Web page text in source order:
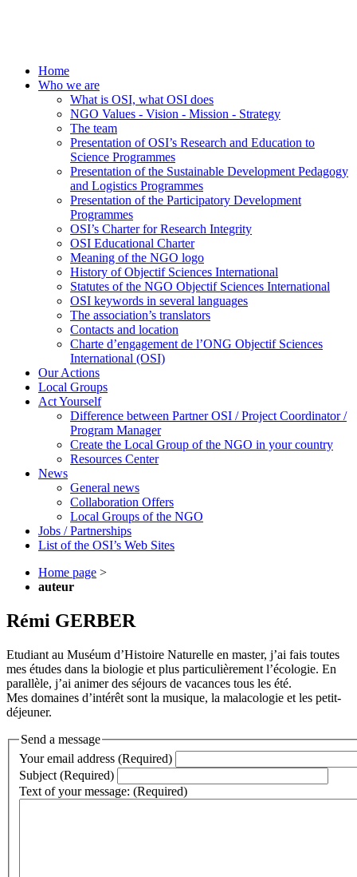
Home
Who we are
What is OSI, what OSI does
NGO Values - Vision - Mission - Strategy
The team
Presentation of OSI’s Research and Education to
Science Programmes
Presentation of the Sustainable Development Pedagogy
and Logistics Programmes
Presentation of the Participatory Development
Programmes
OSI’s Charter for Research Integrity
OSI Educational Charter
Meaning of the NGO logo
History of Objectif Sciences International
Statutes of the NGO Objectif Sciences International
OSI keywords in several languages
The association’s translators
Contacts and location
Charte d’engagement de l’ONG Objectif Sciences
International (OSI)
Our Actions
Local Groups
Act Yourself
Difference between Partner OSI / Project Coordinator /
Program Manager
Create the Local Group of the NGO in your country
Resources Center
News
General news
Collaboration Offers
Local Groups of the NGO
Jobs / Partnerships
List of the OSI’s Web Sites
Home page >
auteur
Rémi GERBER
Etudiant au Muséum d’Histoire Naturelle en master, j’ai fais toutes
mes études dans la biologie et plus particulièrement l’écologie. En
parallèle, j’ai animer des séjours de vacances tous les été.
Mes domaines d’intérêt sont la musique, la malacologie et les petit-
déjeuner.
Send a message
Your email address (Required)
Subject (Required)
Text of your message: (Required)